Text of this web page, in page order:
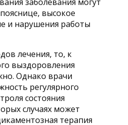
высокое
и нарушения работы
лечения, то, к
выздоровления
Однако врачи
регулярного
состояния
случаях может
терапия